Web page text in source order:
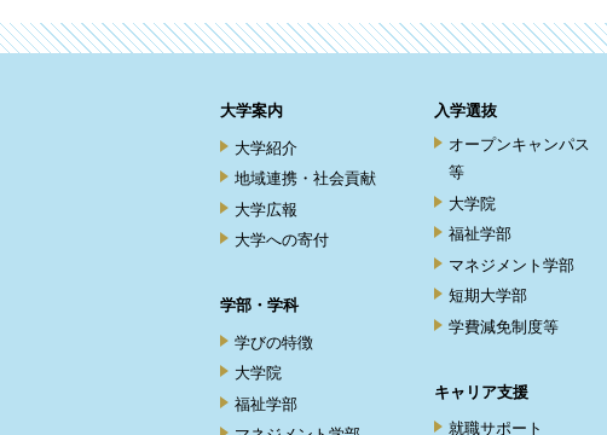
大学案内
大学紹介
地域連携・社会貢献
大学広報
大学への寄付
学部・学科
学びの特徴
大学院
福祉学部
入学選抜
オープンキャンパス
等
大学院
福祉学部
マネジメント学部
短期大学部
学費減免制度等
キャリア支援
就職サポート